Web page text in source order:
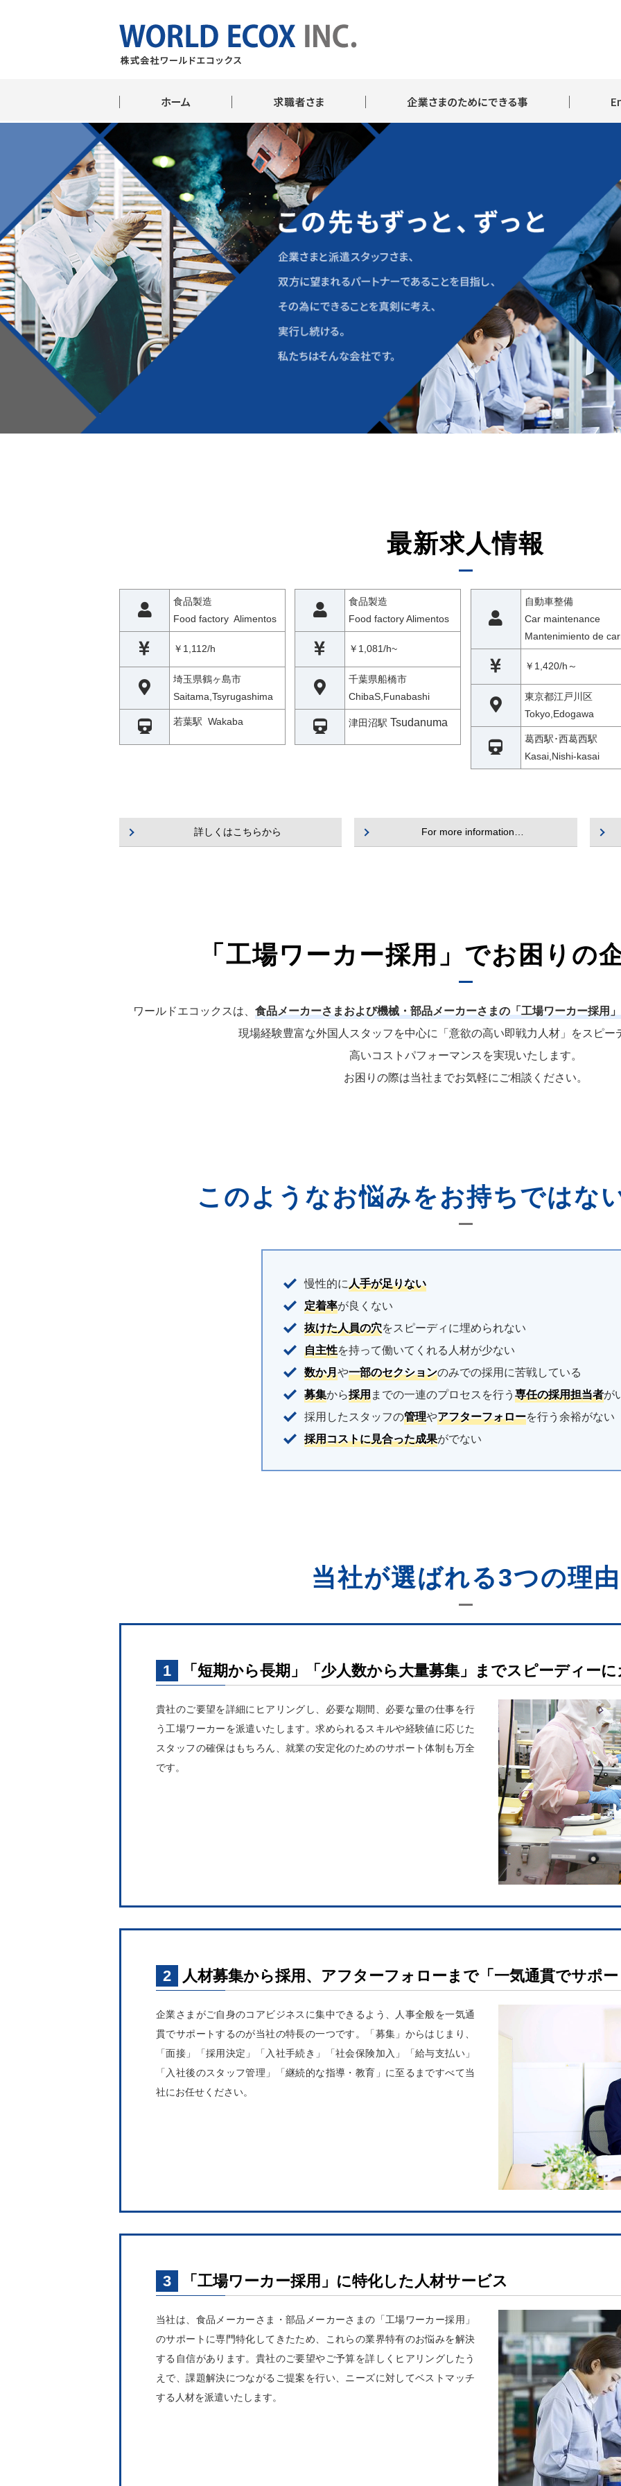
最新求人情報
食品製造
Food factory Alimentos
￥1,112/h
埼玉県鶴ヶ島市
Saitama,Tsyrugashima
若葉駅 Wakaba
食品製造
Food factory Alimentos
￥1,081/h~
千葉県船橋市
ChibaS,Funabashi
津田沼駅Tsudanuma
自動車整備
Car maintenance
Mantenimiento de
￥1,420/h～
東京都江戸川区
Tokyo,Edogawa
葛西駅･西葛西駅
Kasai,Nishi-kasai
詳しくはこちらから For more information…
「工場ワーカー採用」でお困りの
ワールドエコックスは、 食品メーカーさまおよび機械・部品メーカーさまの「工場ワーカー採用
現場経験豊富な外国人スタッフを中心に「意欲の高い即戦力人材」をスピー
高いコストパフォーマンスを実現いたします。
お困りの際は当社までお気軽にご相談ください。
このようなお悩みをお持ちではな
慢性的に人手が足りない
定着率が良くない
抜けた人員の穴をスピーディに埋められない
自主性を持って働いてくれる人材が少ない
数か月や一部のセクションのみでの採用に苦戦している
募集から採用までの一連のプロセスを行う 専任の採用担当者が
採用したスタッフの管理やアフターフォローを行う余裕がない
採用コストに見合った成果がでない
当社が選ばれる3つの理由
1 「短期から長期」「少人数から大量募集」までスピーディー
貴社のご要望を詳細にヒアリングし、必要な期間、必要な量の仕事を行
う工場ワーカーを派遣いたします。求められるスキルや経験値に応じた
スタッフの確保はもちろん、就業の安定化のためのサポート体制も万全
です。
2 人材募集から採用、アフターフォローまで「一気通貫でサポ
企業さまがご自身のコアビジネスに集中できるよう、人事全般を一気通
貫でサポートするのが当社の特長の一つです。「募集」からはじまり、
「面接」「採用決定」「入社手続き」「社会保険加入」「給与支払い」
「入社後のスタッフ管理」「継続的な指導・教育」に至るまですべて当
社にお任せください。
3 「工場ワーカー採用」に特化した人材サービス
当社は、食品メーカーさま・部品メーカーさまの「工場ワーカー採用」
のサポートに専門特化してきたため、これらの業界特有のお悩みを解決
する自信があります。貴社のご要望やご予算を詳しくヒアリングしたう
えで、課題解決につながるご提案を行い、ニーズに対してベストマッチ
する人材を派遣いたします。